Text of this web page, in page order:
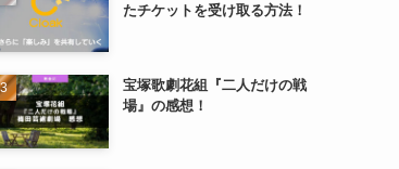
たチケットを受け取る方法！
宝塚歌劇花組『二人だけの戦
場』の感想！